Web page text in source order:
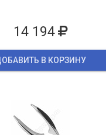
14 194
В КОРЗИНУ